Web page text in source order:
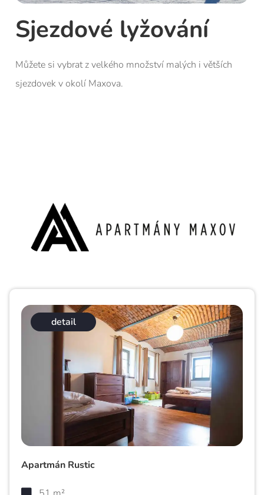
lyžování
množství malých i větších
detail
Apartmán Rustic